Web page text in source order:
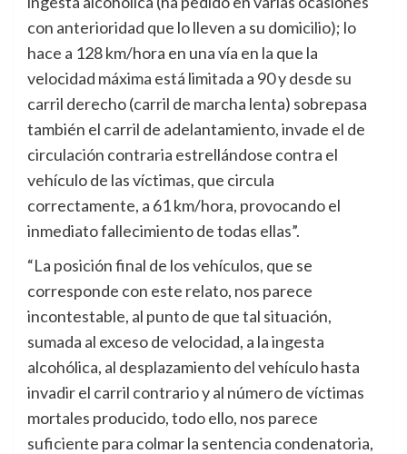
con anterioridad que lo lleven a su domicilio); lo
hace a 128 km/hora en una vía en la que la
velocidad máxima está limitada a 90 y desde su
carril derecho (carril de marcha lenta) sobrepasa
también el carril de adelantamiento, invade el de
circulación contraria estrellándose contra el
vehículo de las víctimas, que circula
correctamente, a 61 km/hora, provocando el
inmediato fallecimiento de todas ellas”.
“La posición final de los vehículos, que se
corresponde con este relato, nos parece
incontestable, al punto de que tal situación,
sumada al exceso de velocidad, a la ingesta
alcohólica, al desplazamiento del vehículo hasta
invadir el carril contrario y al número de víctimas
mortales producido, todo ello, nos parece
suficiente para colmar la sentencia condenatoria,